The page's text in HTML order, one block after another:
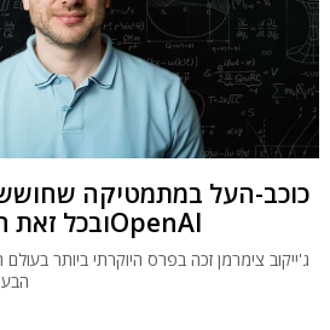
כוכב-העל במתמטיקה
ובכל זאת הצטרף לאחרונה ל־OpenAI
ג'ייקוב צימרמן זכה בפרס היוקרתי ביותר